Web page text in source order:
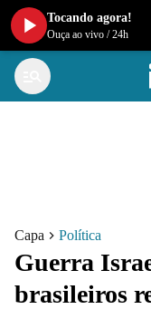
Capa Política
Guerra
brasileiros
Tocando agora!
Ouça ao vivo /24h